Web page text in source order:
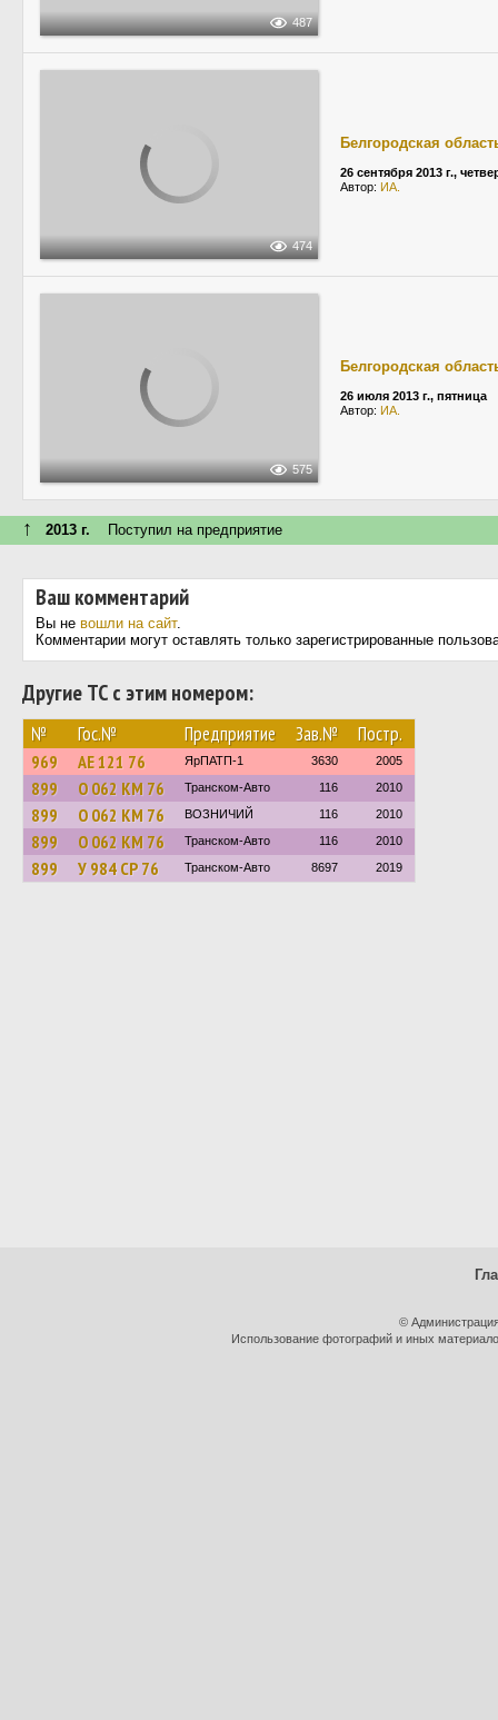
487
474
Белгородская
26 сентября 2013 г.,
Автор: ИА.
575
Белгородская
26 июля 2013 г., пятница
Автор: ИА.
↑ 2013 г. Поступил на предприятие
Ваш комментарий
Вы не вошли на сайт.
Комментарии могут оставлять только зарегистрированные
Другие ТС с этим номером:
№ Гос.№ Предприятие Зав.№ Постр.
969 АЕ 121 76 ЯрПАТП-1 3630 2005
899 О 062 КМ 76 Транском-Авто 116 2010
899 О 062 КМ 76 ВОЗНИЧИЙ 116 2010
899 О 062 КМ 76 Транском-Авто 116 2010
899 У 984 СР 76 Транском-Авто 8697 2019
©
Использование фотографий и иных